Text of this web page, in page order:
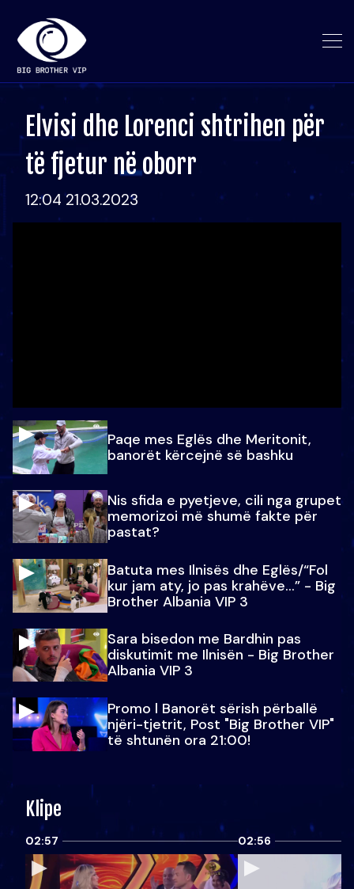
Elvisi dhe Lorenci shtrihen për
të fjetur në oborr
12:04 21.03.2023
Paqe mes Eglës dhe Meritonit,
banorët kërcejnë së bashku
Nis sfida e pyetjeve, cili nga grupet
memorizoi më shumë fakte për
pastat?
Batuta mes Ilnisës dhe Eglës/“Fol
kur jam aty, jo pas krahëve…” - Big
Brother Albania VIP 3
Sara bisedon me Bardhin pas
diskutimit me Ilnisën - Big Brother
Albania VIP 3
Promo l Banorët sërish përballë
njëri-tjetrit, Post "Big Brother VIP"
të shtunën ora 21:00!
Klipe
02:57 02:56